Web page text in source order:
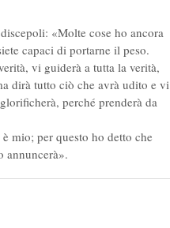
«Molte cose ho ancora
capaci di portarne il peso.
vi guiderà a tutta la verità,
dirà tutto ciò che avrà udito e vi
perché prenderà da
mio; per questo ho detto che
annuncerà».